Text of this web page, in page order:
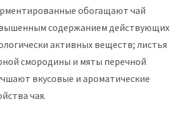
обогащают чай
содержанием действующих
активных веществ; листья
смородины и мяты перечной
вкусовые и ароматические
чая.